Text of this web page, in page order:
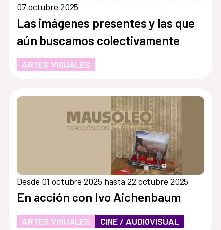
07 octubre 2025
Las imágenes presentes y las que
aún buscamos colectivamente
ARTES VISUALES
Desde 01 octubre 2025 hasta 22 octubre 2025
En acción con Ivo Aichenbaum
ARTES VISUALES CINE / AUDIOVISUAL